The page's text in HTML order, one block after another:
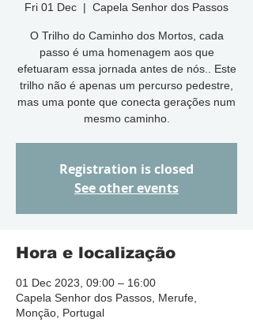
Fri 01 Dec
  |
Capela Senhor dos Passos
O Trilho do Caminho dos Mortos, cada
passo é uma homenagem aos que
efetuaram essa jornada antes de nós.. Este
trilho não é apenas um percurso pedestre,
mas uma ponte que conecta gerações num
mesmo caminho.
Registration is closed
See other events
Hora e localização
01 Dec 2023, 09:00 – 16:00
Capela Senhor dos Passos, Merufe,
Monção, Portugal